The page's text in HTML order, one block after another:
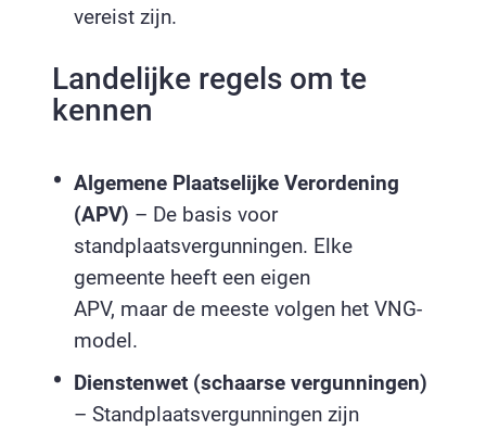
vereist zijn.
Landelijke regels om te
kennen
Algemene Plaatselijke Verordening
(APV) – De basis voor
standplaatsvergunningen. Elke
gemeente heeft een eigen
APV, maar de meeste volgen het VNG-
model.
Dienstenwet (schaarse vergunningen)
– Standplaatsvergunningen zijn